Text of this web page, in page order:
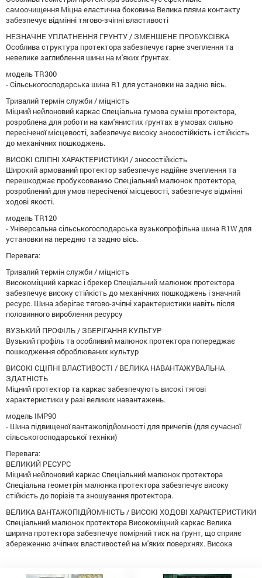
самоочищення Міцна еластична боковина Велика пляма контакту
забезпечує відмінні тягово-зчіпні властивості
НЕЗНАЧНЕ УПЛАТНЕННЯ ГРУНТУ / ЗМЕНШЕНЕ ПРОБУКСІВКА
Особлива структура протектора забезпечує гарне зчеплення та
невелике заглиблення шини на м'яких ґрунтах.
модель TR300
- Сільськогосподарська шина R1 для установки на задню вісь.
Тривалий термін служби / міцність
Міцний нейлоновий каркас Спеціальна гумова суміш протектора,
розроблена для роботи на кам'янистих грунтах в умовах сильно
пересіченої місцевості, забезпечує високу зносостійкість і стійкість
до механічних пошкоджень.
ВИСОКІ СЛІПНІ ХАРАКТЕРИСТИКИ / зносостійкість
Широкий армований протектор забезпечує надійне зчеплення та
перешкоджає пробуксованию Спеціальний малюнок протектора,
розроблений для умов пересіченої місцевості, забезпечує відмінні
ходові якості.
модель TR120
- Універсальна сільськогосподарська вузькопрофільна шина R1W для
установки на передню та задню вісь.
Перевага:
Тривалий термін служби / міцність
Високоміцний каркас і брекер Спеціальний малюнок протектора
забезпечує високу стійкість до механічних пошкоджень і значний
ресурс. Шина зберігає тягово-зчіпні характеристики навіть після
половинного вироблення ресурсу
ВУЗЬКИЙ ПРОФІЛЬ / ЗБЕРІГАННЯ КУЛЬТУР
Вузький профіль та особливий малюнок протектора попереджає
пошкодження оброблюваних культур
ВИСОКІ СЦІПНІ ВЛАСТИВОСТІ / ВЕЛИКА НАВАНТАЖУВАЛЬНА
ЗДАТНІСТЬ
Міцний протектор та каркас забезпечують високі тягові
характеристики у разі великих навантажень.
модель IMP90
- Шина підвищеної вантажопідйомності для причепів (для сучасної
сільськогосподарської техніки)
Перевага:
ВЕЛИКИЙ РЕСУРС
Міцний нейлоновий каркас Спеціальний малюнок протектора
Спеціальна геометрія малюнка протектора забезпечує високу
стійкість до порізів та зношування протектора.
ВЕЛИКА ВАНТАЖОПІДЙОМНІСТЬ / ВИСОКІ ХОДОВІ ХАРАКТЕРИСТИКИ
Спеціальний малюнок протектора Високоміцний каркас Велика
ширина протектора забезпечує помірний тиск на ґрунт, що сприяє
збереженню зчіпних властивостей на м'яких поверхнях. Висока